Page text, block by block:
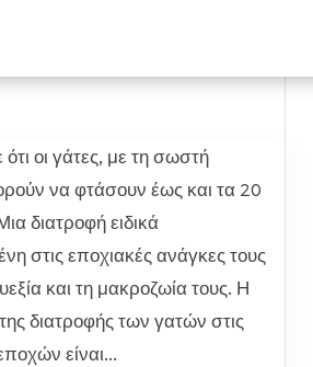
οι γάτες, με τη σωστή
να φτάσουν έως και τα 20
διατροφή ειδικά
στις εποχιακές ανάγκες τους
και τη μακροζωία τους. Η
διατροφής των γατών στις
είναι...